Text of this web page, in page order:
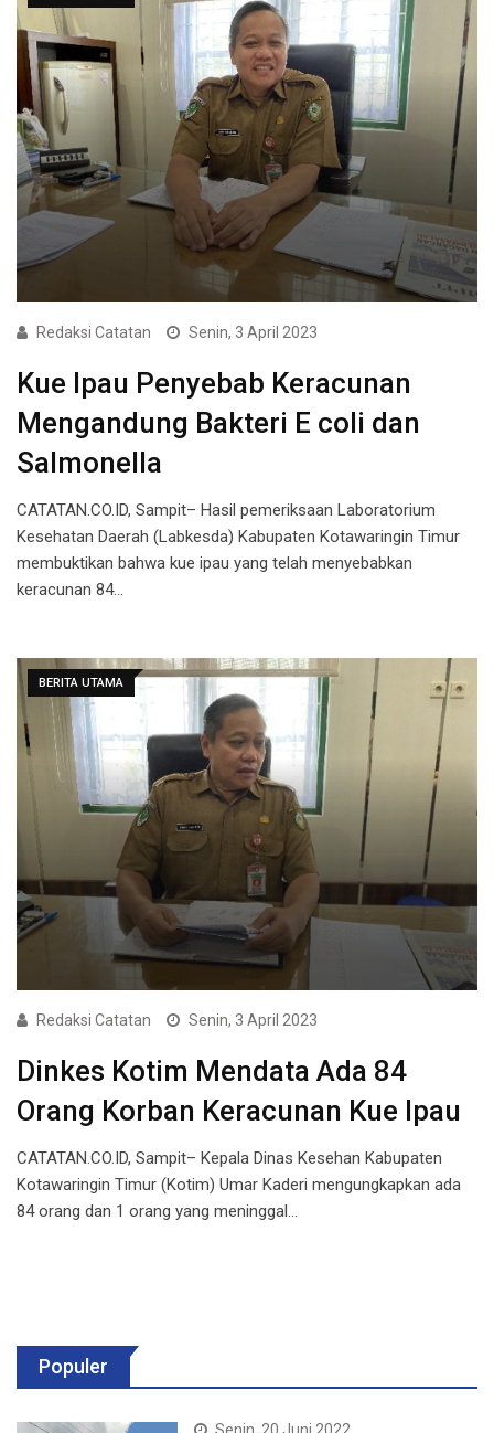
Redaksi Catatan Senin, 3 April 2023
Kue Ipau Penyebab Keracunan
Mengandung Bakteri E coli dan
Salmonella
CATATAN.CO.ID, Sampit– Hasil pemeriksaan Laboratorium
Kesehatan Daerah (Labkesda) Kabupaten Kotawaringin Timur
membuktikan bahwa kue ipau yang telah menyebabkan
keracunan 84…
BERITA UTAMA
Redaksi Catatan Senin, 3 April 2023
Dinkes Kotim Mendata Ada 84
Orang Korban Keracunan Kue Ipau
CATATAN.CO.ID, Sampit– Kepala Dinas Kesehan Kabupaten
Kotawaringin Timur (Kotim) Umar Kaderi mengungkapkan ada
84 orang dan 1 orang yang meninggal…
Populer